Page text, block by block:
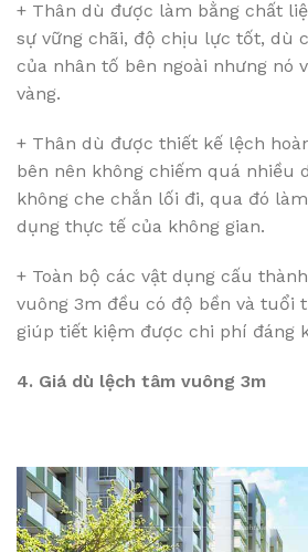
+ Thân dù được làm bằng chất
sự vững chãi, độ chịu lực tốt, dù
của nhân tố bên ngoài nhưng nó
vàng.
+ Thân dù được thiết kế lệch
bên nên không chiếm quá nhiều
không che chắn lối đi, qua đó
dụng thực tế của không gian.
+ Toàn bộ các vật dụng cấu
vuông 3m đều có độ bền và tuổi
giúp tiết kiệm được chi phí đáng
4. Giá dù lệch tâm vuông 3m